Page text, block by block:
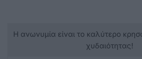
Η ανωνυμία είναι το καλύτερο
χυδαιότητας!